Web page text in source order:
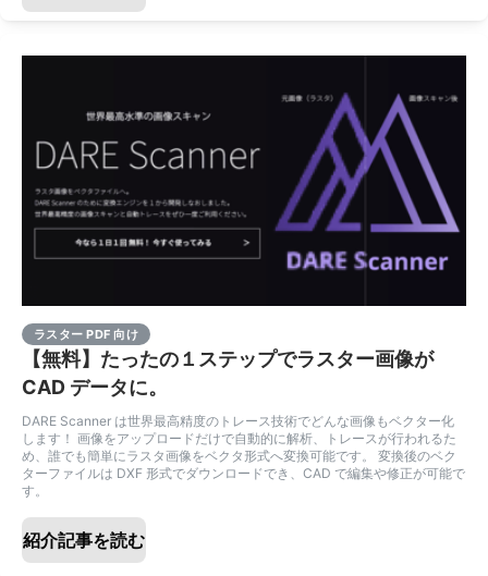
ラスター PDF 向け
【無料】たったの１ステップでラスター画像が
CAD データに。
DARE Scanner は世界最高精度のトレース技術でどんな画像もベクター化
します！ 画像をアップロードだけで自動的に解析、トレースが行われるた
め、誰でも簡単にラスタ画像をベクタ形式へ変換可能です。 変換後のベク
ターファイルは DXF 形式でダウンロードでき、CAD で編集や修正が可能で
す。
紹介記事を読む